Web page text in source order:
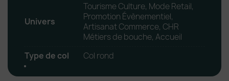
Univers
Tourisme Culture, Mode Retail,
Promotion Évènementiel,
Artisanat Commerce, CHR
Métiers de bouche, Accueil
Type de col
Col rond